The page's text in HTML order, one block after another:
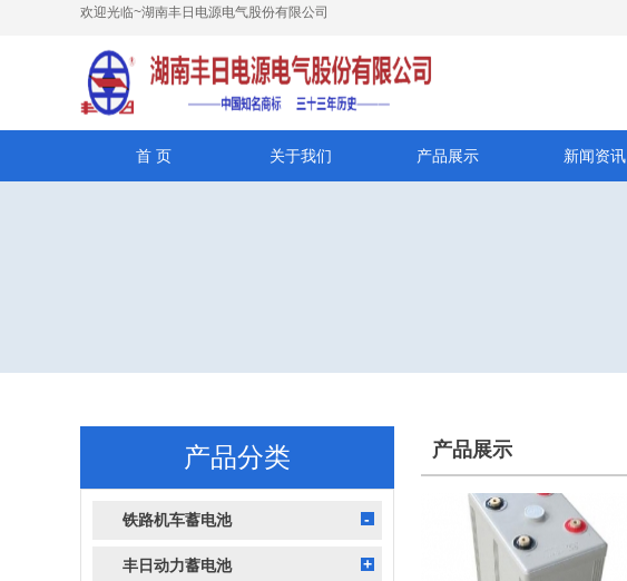
欢迎光临~湖南丰日电源电气股份有限公司
首 页 关于我们 产品展示 新闻资讯
产品分类
铁路机车蓄电池
丰日动力蓄电池
产品展示